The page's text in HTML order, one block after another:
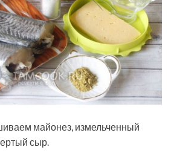
майонез, измельченный
сыр.